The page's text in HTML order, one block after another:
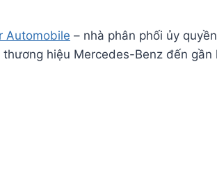
Automobile – nhà phân phối ủy
hiệu Mercedes-Benz đến gần